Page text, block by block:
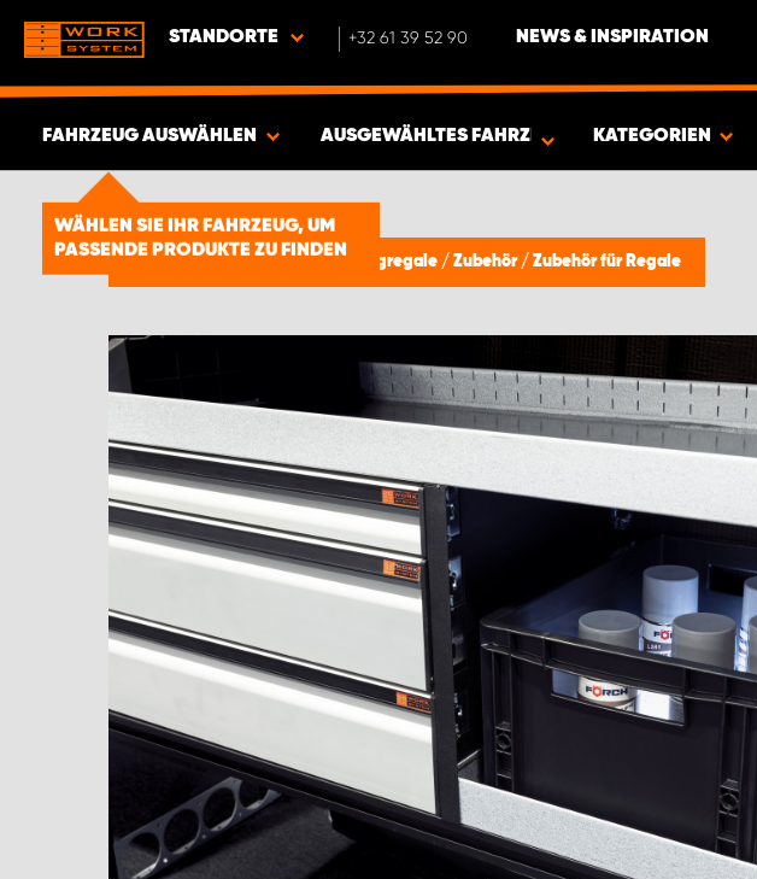
STANDORTE +32 61 39 52 90 NEWS & INSPIRATION
FAHRZEUG AUSWÄHLEN
WÄHLEN SIE IHR FAHRZEUG, UM
PASSENDE PRODUKTE ZU FINDEN
ERGEBNISSE ANZEIGEN -1856
ARTIKEL
AUSGEWÄHLTES FAHRZEUG KATEGORIEN
Fahrzeugeinrichtung & Fahrzeugregale / Zubehör / Zubehör für Regale